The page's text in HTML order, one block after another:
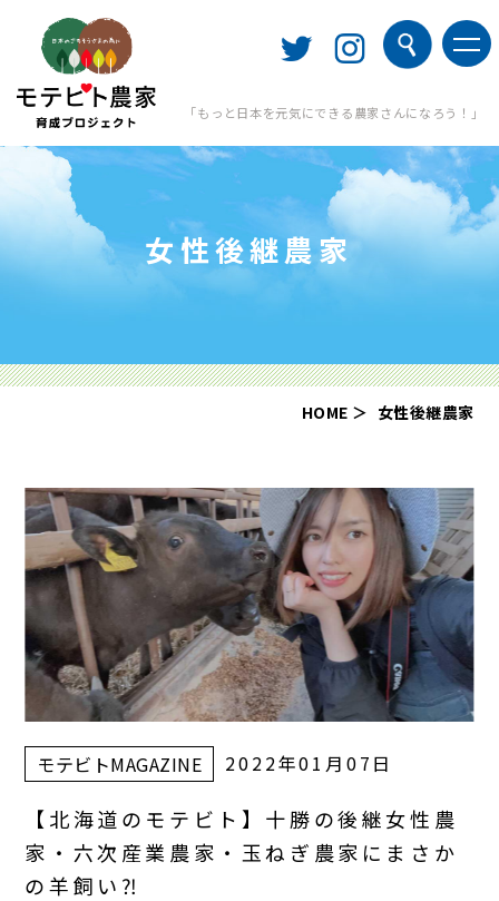
「もっと日本を元気にできる農家さんになろう！」
女性後継農家
HOME 女性後継農家
モテビトMAGAZINE 2022年01月07日
【北海道のモテビト】十勝の後継女性農
家・六次産業農家・玉ねぎ農家にまさか
の羊飼い⁈